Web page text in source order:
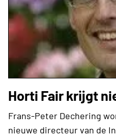
Horti Fair krijgt
Frans-Peter Dechering
nieuwe directeur van de